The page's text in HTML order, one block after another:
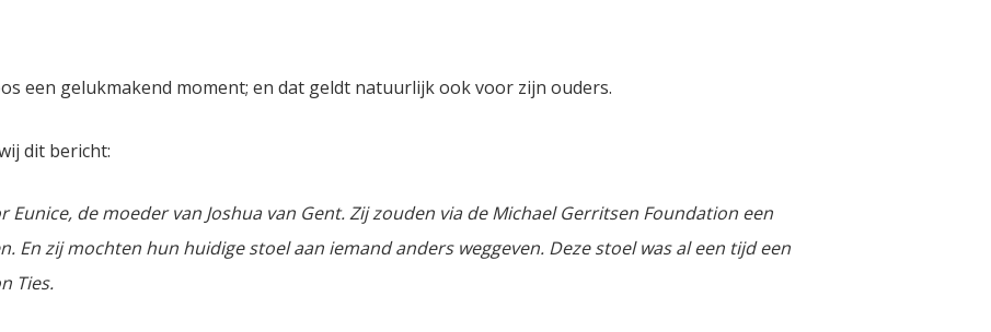
een gelukmakend moment; en dat geldt natuurlijk ook voor zijn ouders.
dit bericht:
Eunice, de moeder van Joshua van Gent. Zij zouden via de Michael Gerritsen Foundation een
En zij mochten hun huidige stoel aan iemand anders weggeven. Deze stoel was al een tijd een
Ties.